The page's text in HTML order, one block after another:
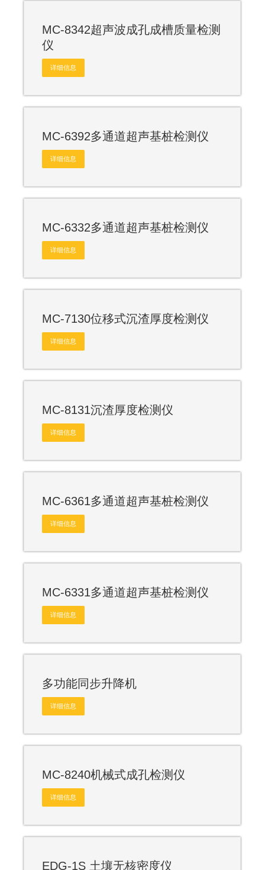
MC-8342超声波成孔成槽质量检测
仪
详细信息
MC-6392多通道超声基桩检测仪
详细信息
MC-6332多通道超声基桩检测仪
详细信息
MC-7130位移式沉渣厚度检测仪
详细信息
MC-8131沉渣厚度检测仪
详细信息
MC-6361多通道超声基桩检测仪
详细信息
MC-6331多通道超声基桩检测仪
详细信息
多功能同步升降机
详细信息
MC-8240机械式成孔检测仪
详细信息
EDG-1S 土壤无核密度仪